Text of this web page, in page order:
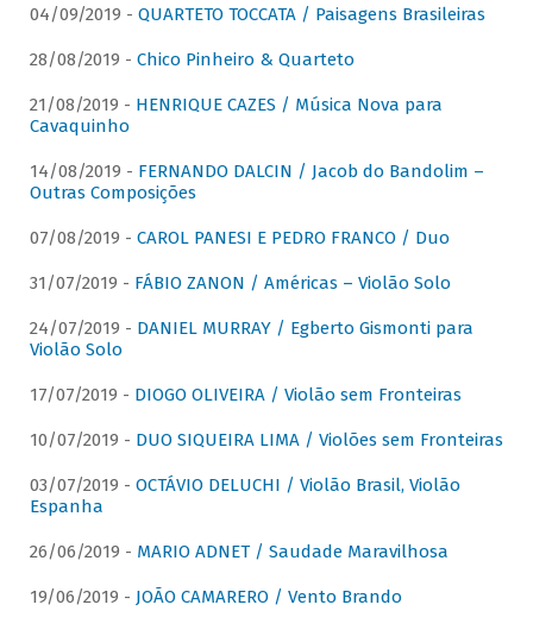
04/09/2019 - QUARTETO TOCCATA / Paisagens Brasileiras
28/08/2019 - Chico Pinheiro & Quarteto
21/08/2019 - HENRIQUE CAZES / Música Nova para
Cavaquinho
14/08/2019 - FERNANDO DALCIN / Jacob do Bandolim –
Outras Composições
07/08/2019 - CAROL PANESI E PEDRO FRANCO / Duo
31/07/2019 - FÁBIO ZANON / Américas – Violão Solo
24/07/2019 - DANIEL MURRAY / Egberto Gismonti para
Violão Solo
17/07/2019 - DIOGO OLIVEIRA / Violão sem Fronteiras
10/07/2019 - DUO SIQUEIRA LIMA / Violões sem Fronteiras
03/07/2019 - OCTÁVIO DELUCHI / Violão Brasil, Violão
Espanha
26/06/2019 - MARIO ADNET / Saudade Maravilhosa
19/06/2019 - JOÃO CAMARERO / Vento Brando